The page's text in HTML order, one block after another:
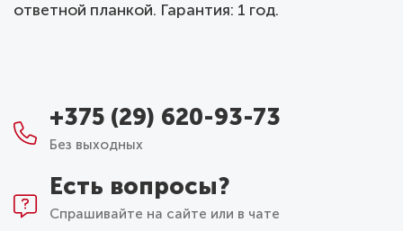
ответной планкой. Гарантия: 1 год.
+375 (29) 620-93-73
Без выходных
Есть вопросы?
Спрашивайте на сайте или в чате